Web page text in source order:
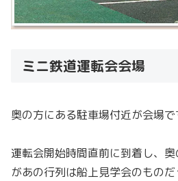
ミニ鉄道運転会会場
奥の方にある駐車場付近が会場で
運転会開始時間直前に到着し、
があの行列は船上見学会のもの